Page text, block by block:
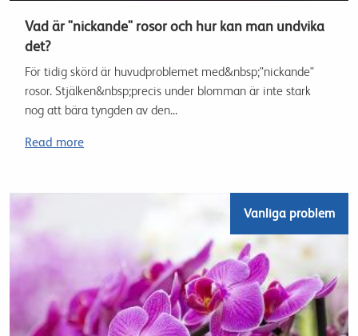
Vad är "nickande" rosor och hur kan man undvika
det?
För tidig skörd är huvudproblemet med&nbsp;"nickande"
rosor. Stjälken&nbsp;precis under blomman är inte stark
nog att bära tyngden av den...
Read more
Vanliga problem